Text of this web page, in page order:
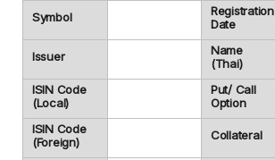
Symbol
Registration
Date
Issuer
Name
(Thai)
ISIN Code
(Local)
Put/ Call
Option
ISIN Code
(Foreign)
Collateral